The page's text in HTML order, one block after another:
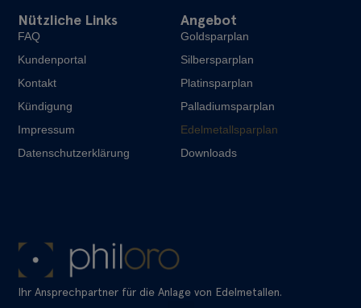
Ihr Ansprechpartner für die Anlage von Edelmetallen.
Angebot
Goldsparplan
Silbersparplan
Platinsparplan
Palladiumsparplan
Edelmetallsparplan
Downloads
Nützliche Links
FAQ
Kundenportal
Kontakt
Kündigung
Impressum
Datenschutzerklärung